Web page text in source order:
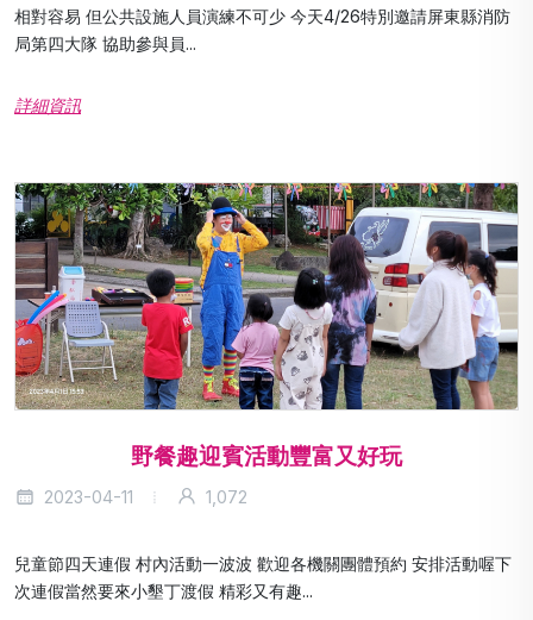
相對容易 但公共設施人員演練不可少 今天4/26特別邀請屏東縣消防
局第四大隊 協助參與員...
詳細資訊
野餐趣迎賓活動豐富又好玩
2023-04-11 1,072
兒童節四天連假 村內活動一波波 歡迎各機關團體預約 安排活動喔下
次連假當然要來小墾丁渡假 精彩又有趣...